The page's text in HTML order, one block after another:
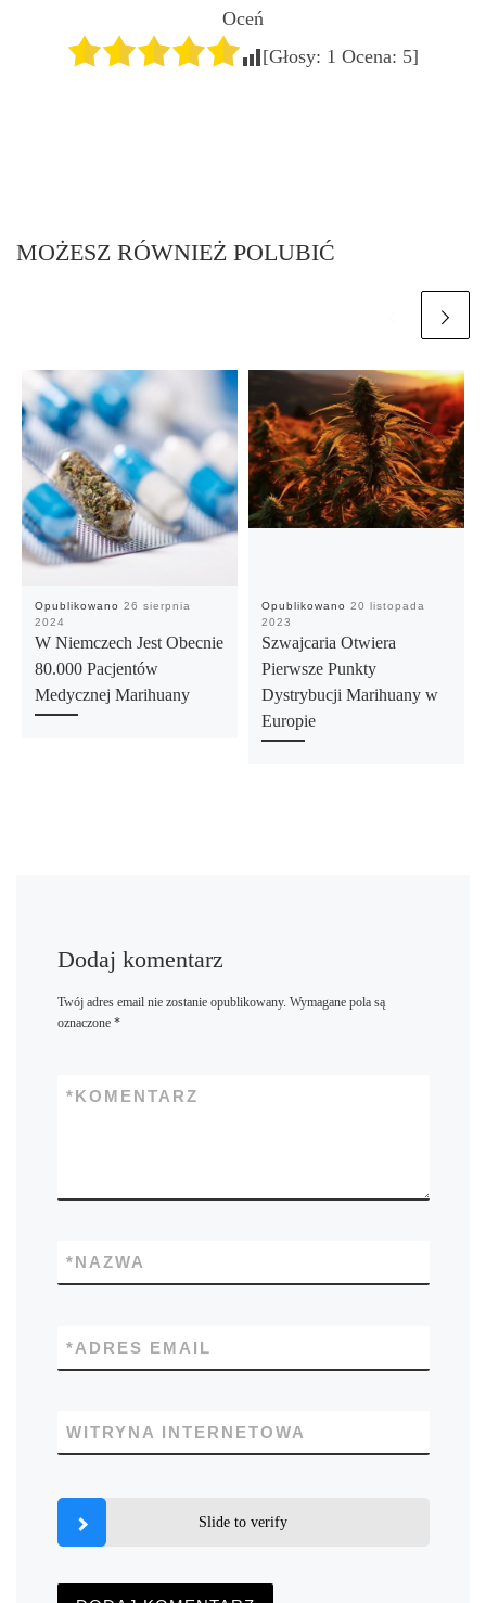
Oceń
[Głosy: 1 Ocena: 5]
MOŻESZ RÓWNIEŻ POLUBIĆ
Opublikowano 26 sierpnia
2024
W Niemczech Jest Obecnie
80.000 Pacjentów
Medycznej Marihuany
Opublikowano 20 listopada
2023
Szwajcaria Otwiera
Pierwsze Punkty
Dystrybucji Marihuany w
Europie
Dodaj komentarz
Twój adres email nie zostanie opublikowany. Wymagane pola są
oznaczone *
KOMENTARZ
*
NAZWA
*
ADRES EMAIL
*
WITRYNA INTERNETOWA
Slide to verify